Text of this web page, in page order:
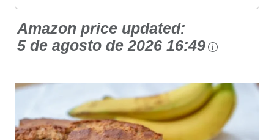
Amazon price updated:
5 de agosto de 2026 16:49